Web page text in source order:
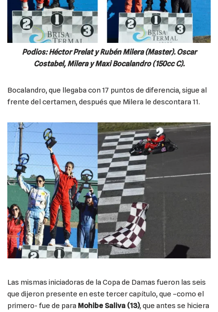
Podios: Héctor Prelat y Rubén Milera (Master). Oscar
Costabel, Mileray Maxi Bocalandro (150cc C).
Bocalandro, que llegaba con 17 puntos de diferencia, sigue al
frente del certamen, después que Milera le descontara 11.
Las mismas iniciadoras de la Copa de Damas fueron las seis
que dijeron presente en este tercer capítulo, que –como el
primero- fue de para Mohibe Saliva (13), que antes se hiciera